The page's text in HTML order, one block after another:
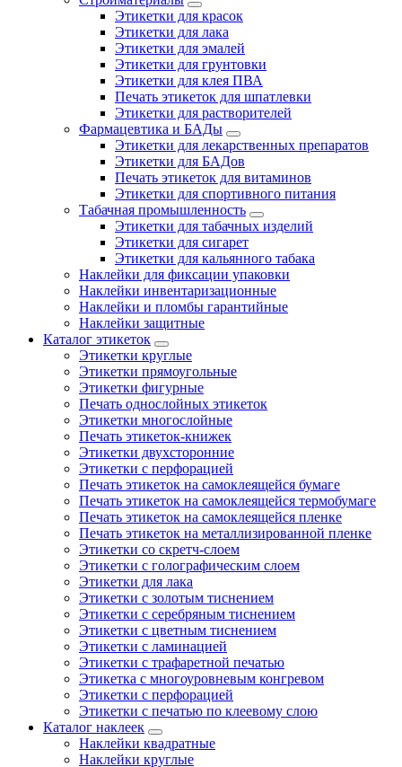
Этикетки для красок
Этикетки для лака
Этикетки для эмалей
Этикетки для грунтовки
Этикетки для клея ПВА
Печать этикеток для шпатлевки
Этикетки для растворителей
Фармацевтика и БАДы
Этикетки для лекарственных препаратов
Этикетки для БАДов
Печать этикеток для витаминов
Этикетки для спортивного питания
Табачная промышленность
Этикетки для табачных изделий
Этикетки для сигарет
Этикетки для кальянного табака
Наклейки для фиксации упаковки
Наклейки инвентаризационные
Наклейки и пломбы гарантийные
Наклейки защитные
Каталог этикеток
Этикетки круглые
Этикетки прямоугольные
Этикетки фигурные
Печать однослойных этикеток
Этикетки многослойные
Печать этикеток-книжек
Этикетки двухсторонние
Этикетки с перфорацией
Печать этикеток на самоклеящейся бумаге
Печать этикеток на самоклеящейся термобумаге
Печать этикеток на самоклеящейся пленке
Печать этикеток на металлизированной пленке
Этикетки со скретч-слоем
Этикетки с голографическим слоем
Этикетки для лака
Этикетки с золотым тиснением
Этикетки с серебряным тиснением
Этикетки с цветным тиснением
Этикетки с ламинацией
Этикетки с трафаретной печатью
Этикетка с многоуровневым конгревом
Этикетки с перфорацией
Этикетки с печатью по клеевому слою
Каталог наклеек
Наклейки квадратные
Наклейки круглые